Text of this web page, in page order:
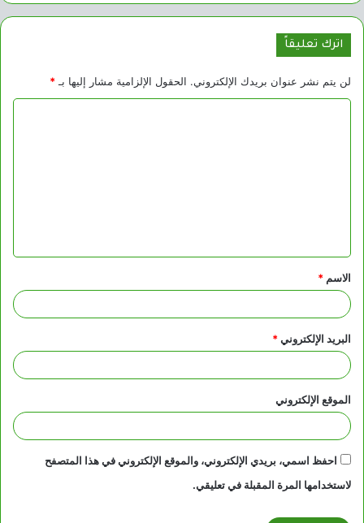
اترك تعليقاً
لن يتم نشر عنوان بريدك الإلكتروني. الحقول الإلزامية مشار إليها بـ *
ق
*
الاسم *
البريد الإلكتروني*
الموقع الإلكتروني
احفظ اسمي، بريدي الإلكتروني، والموقع الإلكتروني في هذا المتصفح
لاستخدامها المرة المقبلة في تعليقي.